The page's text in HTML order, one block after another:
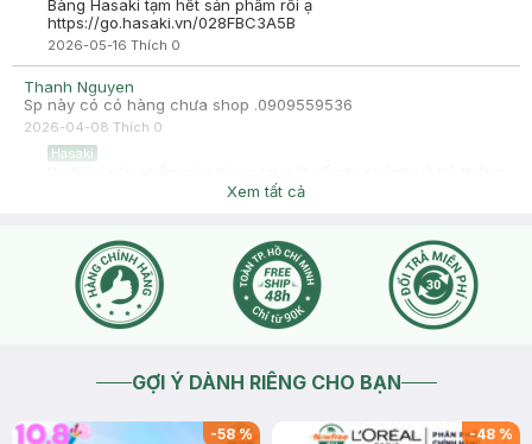
Bàng Hasaki tạm hết sản phẩm rồi ạ
https://go.hasaki.vn/028FBC3A5B
2026-05-16 Thích 0
Thanh Nguyen
Sp này có có hàng chưa shop .0909559536
2026-04-08 Thích 0
Hasaki
Xem tất cả
GỢI Ý DÀNH RIÊNG CHO BẠN
-58% -48 %